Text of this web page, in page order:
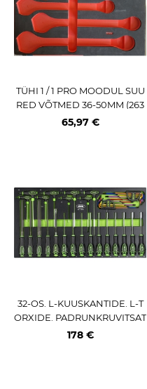
TÜHI 1 / 1 PRO MOODUL SUU
RED VÕTMED 36-50MM (263
42T KÄRULE) TRIUMF
65,97 €
32-OS. L-KUUSKANTIDE. L-T
ORXIDE. PADRUNKRUVITSAT
E KOMPLEKT PU-PANEELIS J
178 €